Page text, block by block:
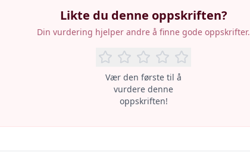
Likte du denne oppskriften?
Din vurdering hjelper andre å finne gode oppskrifter.
Vær den første til å
vurdere denne
oppskriften!